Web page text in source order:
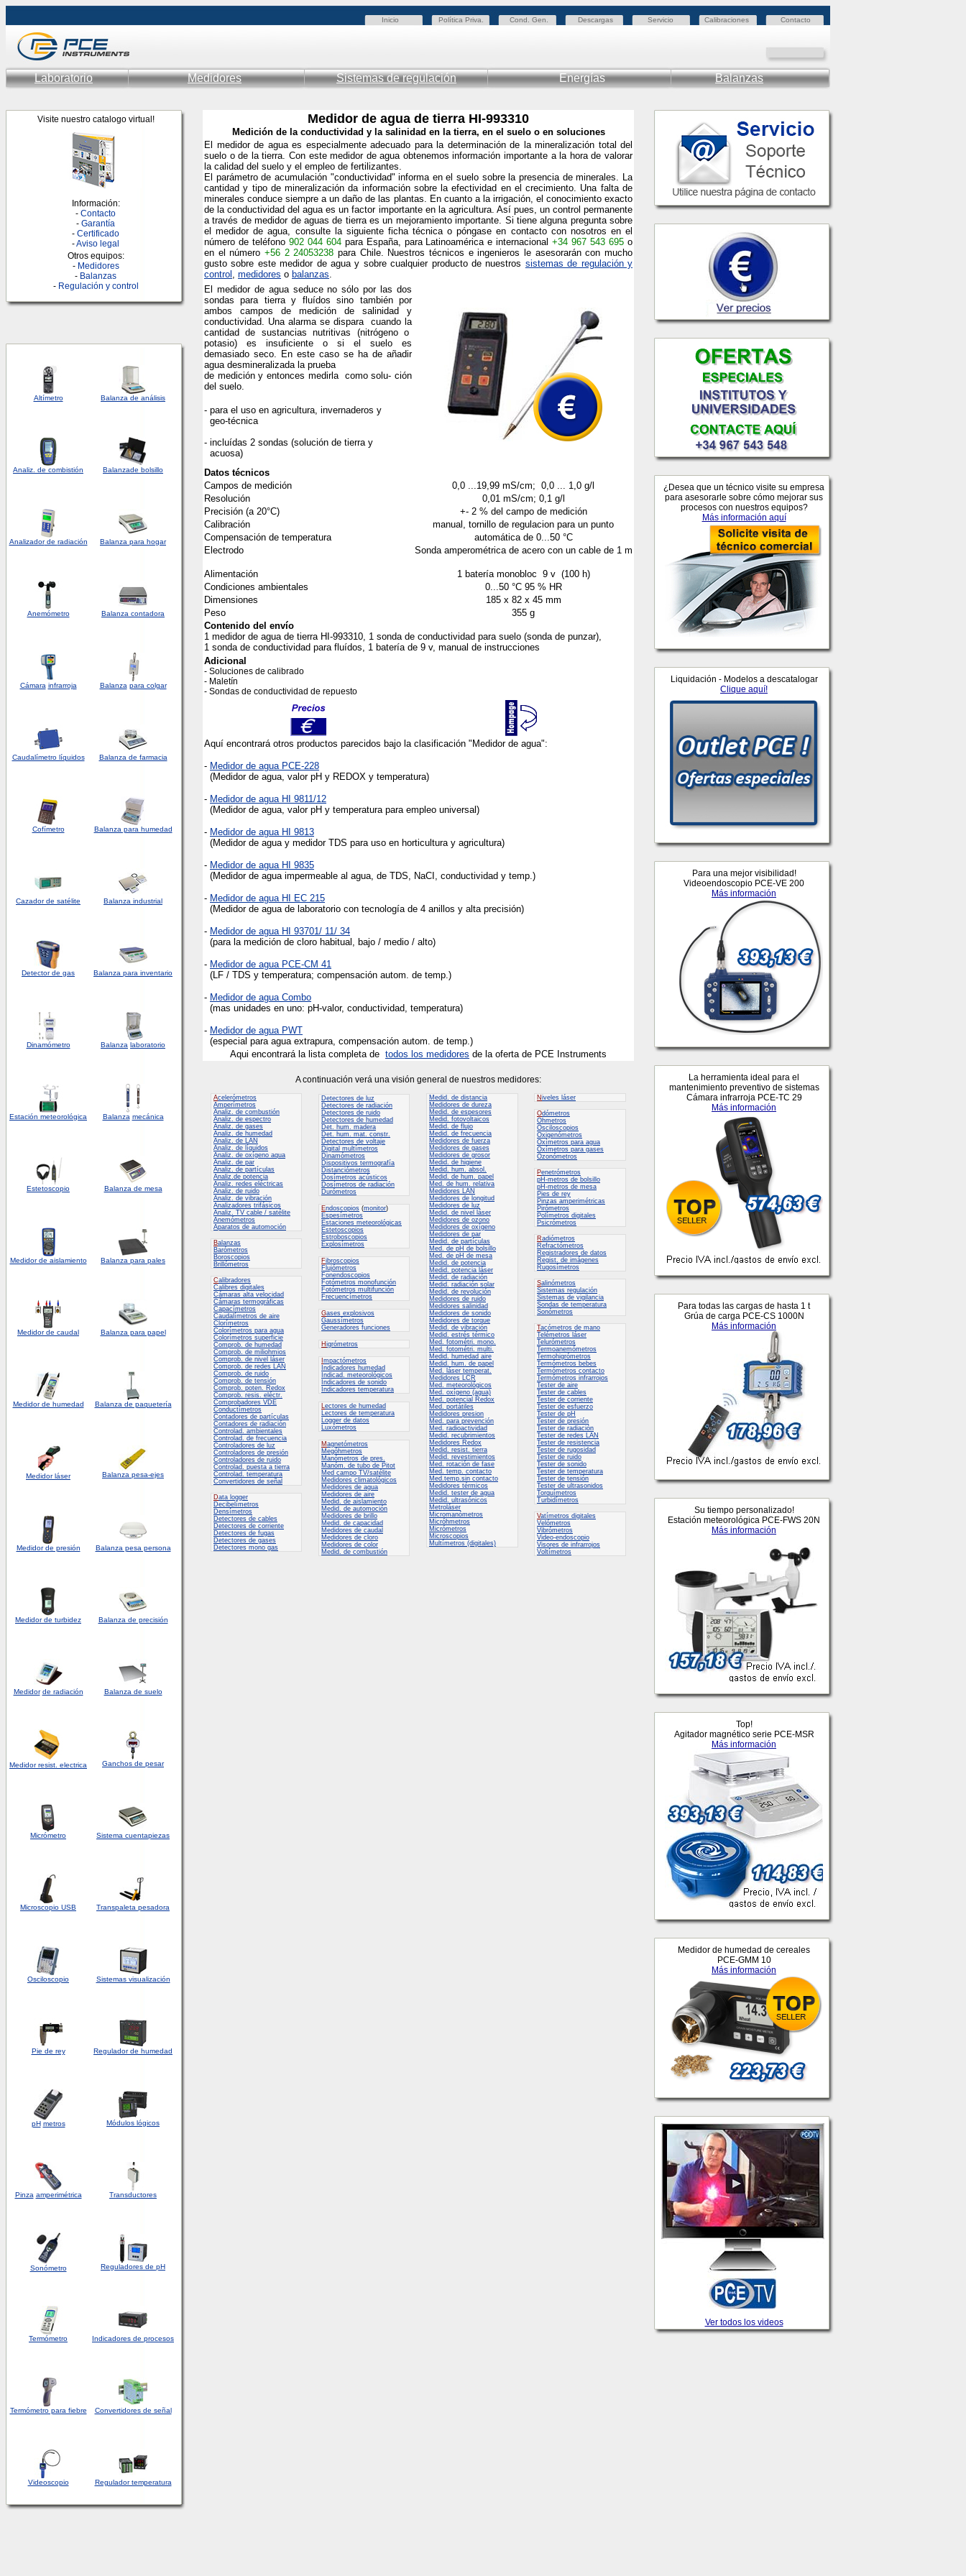
Inicio Política Priva. Cond. Gen. Descargas Servicio Calibraciones Contacto
Laboratorio Medidores Sistemas de regulación Energías Balanzas
Visite nuestro catalogo virtual!
Información:
- Contacto
- Garantía
- Certificado
-Aviso legal
Otros equipos:
- Medidores
- Balanzas
- Regulación y control
Altímetro Balanza de análisis
Analiz. de combistión Balanzade bolsillo
Analizadorde radiación Balanza para hogar
Anemómetro Balanza contadora
Cámara infrarroja Balanza para colgar
Caudalímetro líquidos Balanza de farmacia
Cofímetro Balanza para humedad
Cazador de satélite Balanza industrial
Detectorde gas Balanza para inventario
Dinamómetro Balanza laboratorio
Estación meteorológica Balanza mecánica
Estetoscopio Balanza de mesa
Medidor de aislamiento Balanza para pales
Medidor de caudal Balanza para papel
Medidorde humedad Balanza de paquetería
Medidor láser Balanza pesa-ejes
Medidor de presión Balanza pesa persona
Medidor de turbidez Balanza de precisión
Medidor de radiación Balanza de suelo
Medidorresist. electrica Ganchos de pesar
Micrómetro Sistema cuentapiezas
Microscopio USB Transpaleta pesadora
Osciloscopio Sistemas visualización
Pie de rey Regulador de humedad
pH metros Módulos lógicos
Pinza amperimétrica Transductores
Sonómetro Reguladores de pH
Termómetro Indicadores de procesos
Termómetro para fiebre Convertidores de señal
Videoscopio Regulador temperatura
Medidor de agua de tierra HI-993310
Medición de la conductividad y la salinidad en la tierra, en el suelo o en soluciones
El medidor de agua es especialmente adecuado para la determinación de la mineralización total del
suelo o de la tierra. Con este medidor de agua obtenemos información importante a la hora de valorar
la calidad del suelo y el empleo de fertilizantes.
El parámetro de acumulación "conductividad" informa en el suelo sobre la presencia de minerales. La
cantidad y tipo de mineralización da información sobre la efectividad en el crecimiento. Una falta de
minerales conduce siempre a un daño de las plantas. En cuanto a la irrigación, el conocimiento exacto
de la conductividad del agua es un factor importante en la agricultura. Así pues, un control permanente
a través de medidor de aguas de tierra es un mejoramiento importante. Si tiene alguna pregunta sobre
el medidor de agua, consulte la siguiente ficha técnica o póngase en contacto con nosotros en el
número de teléfono 902 044 604para España, para Latinoamérica e internacional+34 967 543 695 o
en el número +56 2 24053238 para Chile. Nuestros técnicos e ingenieros le asesorarán con mucho
gusto sobre este medidor de agua y sobre cualquier producto de nuestros sistemas de regulación y
control , medidores o balanzas.
El medidor de agua seduce no sólo por las dos
sondas para tierra y fluídos sino también por
ambos campos de medición de salinidad y
conductividad. Una alarma se dispara cuando la
cantidad de sustancias nutritivas (nitrógeno o
potasio) es insuficiente o si el suelo es
demasiado seco. En este caso se ha de añadir
agua desmineralizada la prueba
de medición y entonces medirla como solu- ción
del suelo.
- para el uso en agricultura, invernaderos y
geo-técnica
- incluídas 2 sondas (solución de tierra y
acuosa)
Datos técnicos
Campos de medición
0,0 ...19,99 mS/cm; 0,0 ... 1,0 g/l
Resolución
0,01 mS/cm; 0,1 g/l
Precisión (a 20°C)
+- 2 % del campo de medición
Calibración
manual, tornillo de regulacion para un punto
Compensación de temperatura
automática de 0...50 °C
Electrodo
Sonda amperométrica de acero con un cable de 1 m
Alimentación
1 batería monobloc 9 v (100 h)
Condiciones ambientales
0...50 °C 95 % HR
Dimensiones
185 x 82 x 45 mm
Peso
355 g
Contenido del envío
1 medidor de agua de tierra HI-993310, 1 sonda de conductividad para suelo (sonda de punzar),
1 sonda de conductividad para fluídos, 1 batería de 9 v, manual de instrucciones
Adicional
- Soluciones de calibrado
- Maletín
- Sondas de conductividad de repuesto
Aquí encontrará otros productos parecidos bajo la clasificación "Medidor de agua":
- Medidor de agua PCE-228
(Medidor de agua, valor pH y REDOX y temperatura)
- Medidor de agua HI 9811/12
(Medidor de agua, valor pH y temperatura para empleo universal)
- Medidor de agua HI 9813
(Medidor de agua y medidor TDS para uso en horticultura y agricultura)
- Medidor de agua HI 9835
(Medidor de agua impermeable al agua, de TDS, NaCI, conductividad y temp.)
- Medidor de agua HI EC 215
(Medidor de agua de laboratorio con tecnología de 4 anillos y alta precisión)
- Medidor de agua HI 93701/ 11/ 34
(para la medición de cloro habitual, bajo / medio / alto)
- Medidor de agua PCE-CM 41
(LF / TDS y temperatura; compensación autom. de temp.)
- Medidor de agua Combo
(mas unidades en uno: pH-valor, conductividad, temperatura)
- Medidor de agua PWT
(especial para agua extrapura, compensación autom. de temp.)
Aqui encontrará la lista completa de todos los medidores de la oferta de PCE Instruments
A continuación verá una visión general de nuestros medidores:
Acelerómetros
Amperímetros
Analiz. de combustión
Analiz. de espectro
Analiz. de gases
Analiz. de humedad
Analiz. de LAN
Analiz. de líquidos
Analiz. de oxígeno aqua
Analiz. de par
Analiz. de partículas
Analiz.de potencia
Analiz. redes eléctricas
Analiz. de ruido
Analiz. de vibración
Analizadores trifásicos
Analiz. TV cable / satélite
Anemómetros
Aparatos de automoción
Balanzas
Barómetros
Boroscopios
Brillómetros
Calibradores
Calibres digitales
Cámaras alta velocidad
Cámaras termográficas
Capacímetros
Caudalímetros de aire
Clorímetros
Colorímetros para agua
Colorímetros superficie
Comprob. de humedad
Comprob. de miliohmios
Comprob. de nivel láser
Comprob. de redes LAN
Comprob. de ruido
Comprob. de tensión
Comprob. poten. Redox
Comprob. resis. eléctr.
Comprobadores VDE
Conductímetros
Contadores de partículas
Contadores de radiación
Controlad. ambientales
Controlad. de frecuencia
Controladores de luz
Controladores de presión
Controladores de ruido
Controlad. puesta a tierra
Controlad. temperatura
Convertidores de señal
Data logger
Decibelímetros
Densímetros
Detectores de cables
Detectores de corriente
Detectores de fugas
Detectores de gases
Detectores mono gas
Detectores de luz
Detectores de radiación
Detectores de ruido
Detectores de humedad
Det. hum. madera
Det. hum. mat. constr.
Detectores de voltaje
Digital multímetros
Dinamómetros
Dispositivos termografía
Distanciómetros
Dosímetros acústicos
Dosímetros de radiación
Durómetros
Endoscopios (monitor)
Espesímetros
Estaciones meteorológicas
Estetoscopios
Estroboscopios
Explosímetros
Fibroscopios
Flujómetros
Fonendoscopios
Fotómetros monofunción
Fotómetros multifunción
Frecuencímetros
Gases explosivos
Gaussímetros
Generadores funciones
H igrómetros
mpactómetros
Indicadores humedad
Indicad. meteorológicos
Indicadores de sonido
Indicadores temperatura
Lectores de humedad
Lectores de temperatura
Logger de datos
Luxómetros
M agnetómetros
Megóhmetros
Manómetros de pres.
Manóm. de tubo de Pitot
Med campo TV/satélite
Medidores climatológicos
Medidores de agua
Medidores de aire
Medid. de aislamiento
Medid. de automoción
Medidores de brillo
Medid. de capacidad
Medidores de caudal
Medidores de cloro
Medidores de color
Medid. de combustión
Medid. de distancia
Medidores de dureza
Medid. de espesores
Medid. fotovoltaicos
Medid. de flujo
Medid. de frecuencia
Medidores de fuerza
Medidores de gases
Medidores de grosor
Medid. de higiene
Medid. hum. absol.
Medid. de hum. papel
Med. de hum. relativa
Medidores LAN
Medidores de longitud
Medidores de luz
Medid. de nivel láser
Medidores de ozono
Medidores de oxígeno
Medidores de par
Medid. de partículas
Med. de pH de bolsillo
Med. de pH de mesa
Medid. de potencia
Medid. potencia láser
Medid. de radiación
Medid. radiación solar
Medid. de revolución
Medidores de ruido
Medidores salinidad
Medidores de sonido
Medidores de torque
Medid. de vibración
Medid. estrés térmico
Med. fotométri. mono.
Med. fotométri. multi.
Medid. humedad aire
Medid. hum. de papel
Med. láser temperat.
Medidores LCR
Med. meteorológicos
Med. oxígeno (agua)
Med. potencial Redox
Med. portátiles
Medidores presion
Med. para prevención
Med. radioactividad
Medid. recubrimientos
Medidores Redox
Medid. resist. tierra
Medid. revestimientos
Med. rotación de fase
Med. temp. contacto
Med.temp.sin contacto
Medidores térmicos
Medid. tester de agua
Medid. ultrasónicos
Metroláser
Micromanómetros
Micróhmetros
Micrómetros
Microscopios
Multímetros (digitales)
N iveles láser
Odómetros
Ohmetros
Osciloscopios
Oxigenómetros
Oxímetros para agua
Oxímetros para gases
Ozonómetros
Penetrómetros
pH-metros de bolsillo
pH-metros de mesa
Pies de rey
Pinzas amperimétricas
Pirómetros
Polímetros digitales
Psicrómetros
Radiómetros
Refractómetros
Registradores de datos
Regist. de imágenes
Rugosímetros
Salinómetros
Sistemas regulación
Sistemas de vigilancia
Sondas de temperatura
Sonómetros
Tacómetros de mano
Telémetros láser
Telurómetros
Termoanemómetros
Termohigrómetros
Termómetros bebes
Termómetros contacto
Termómetros infrarrojos
Tester de aire
Tester de cables
Tester de corriente
Tester de esfuerzo
Tester de pH
Tester de presión
Tester de radiación
Tester de redes LAN
Tester de resistencia
Tester de rugosidad
Tester de ruido
Tester de sonido
Tester de temperatura
Tester de tensión
Tester de ultrasonidos
Torquímetros
Turbidímetros
Vatímetros digitales
Velómetros
Vibrómetros
Video-endoscopio
Visores de infrarrojos
Voltímetros